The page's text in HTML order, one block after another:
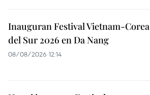
Inauguran Festival Vietnam-Corea
del Sur 2026 en Da Nang
08/08/2026 12:14